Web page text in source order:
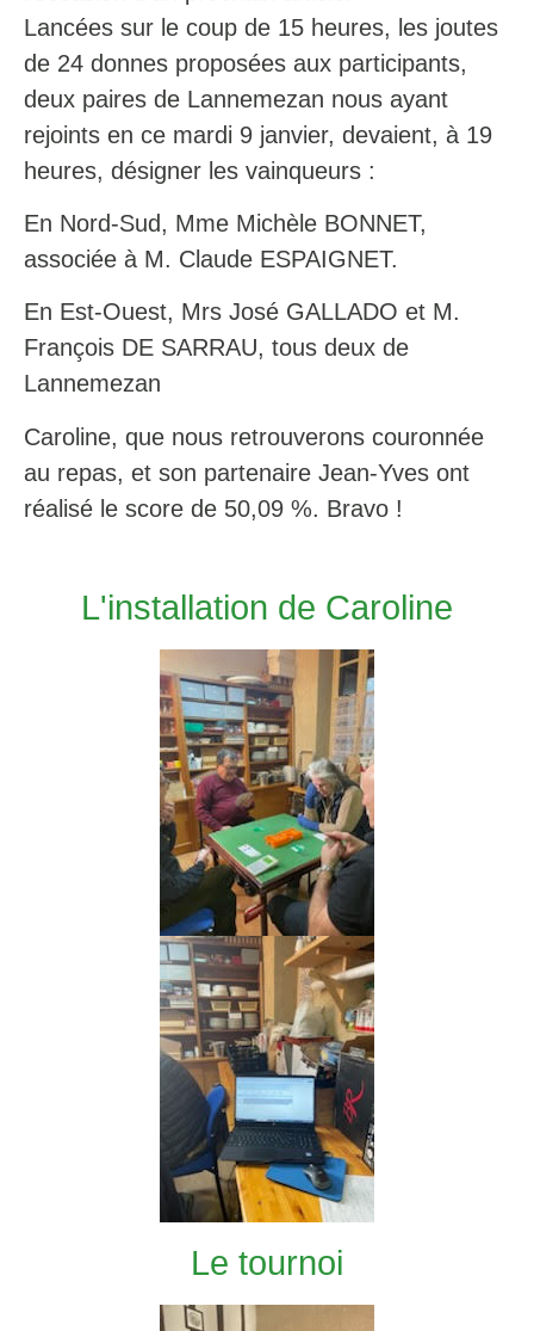
Lancées sur le coup de 15 heures, les joutes
de 24 donnes proposées aux participants,
deux paires de Lannemezan nous ayant
rejoints en ce mardi 9 janvier, devaient, à 19
heures, désigner les vainqueurs :
En Nord-Sud, Mme Michèle BONNET,
associée à M. Claude ESPAIGNET.
En Est-Ouest, Mrs José GALLADO et M.
François DE SARRAU, tous deux de
Lannemezan
Caroline, que nous retrouverons couronnée
au repas, et son partenaire Jean-Yves ont
réalisé le score de 50,09 %. Bravo !
L'installation de Caroline
Le tournoi